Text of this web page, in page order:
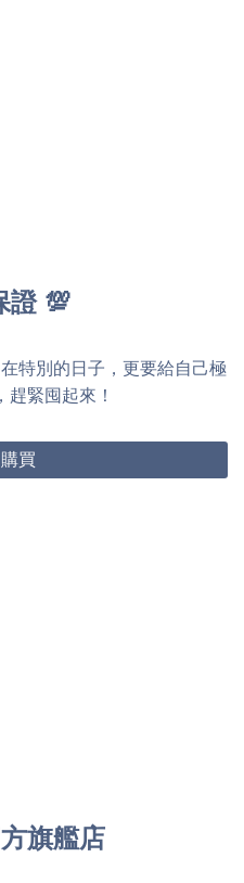
證 💯
特別的日子，更要給自己極
趕緊囤起來！
買
旗艦店